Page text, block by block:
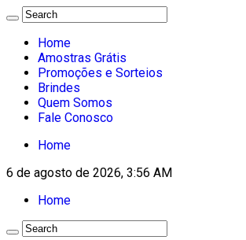
Home
Amostras Grátis
Promoções e Sorteios
Brindes
Quem Somos
Fale Conosco
Home
6 de agosto de 2026, 3:56 AM
Home